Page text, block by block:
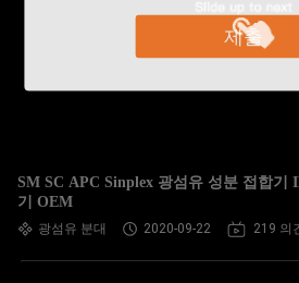
제출
SM SC APC Sinplex 광섬유 성분 접합기
기 OEM
광섬유 분대 2020-09-22 219 의